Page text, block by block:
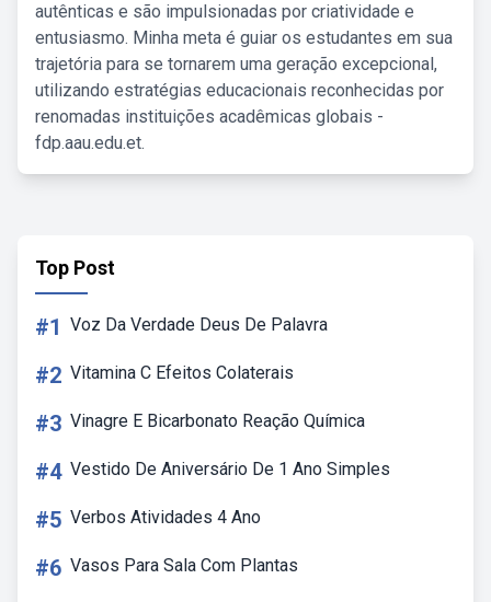
autênticas e são impulsionadas por criatividade e
entusiasmo. Minha meta é guiar os estudantes em sua
trajetória para se tornarem uma geração excepcional,
utilizando estratégias educacionais reconhecidas por
renomadas instituições acadêmicas globais -
fdp.aau.edu.et.
Top Post
#1 Voz Da Verdade Deus De Palavra
#2 Vitamina C Efeitos Colaterais
#3 Vinagre E Bicarbonato Reação Química
#4 Vestido De Aniversário De 1 Ano Simples
#5 Verbos Atividades 4 Ano
#6 Vasos Para Sala Com Plantas